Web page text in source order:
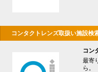
コンタクトレンズ取扱い施設検
コン
最寄
ら。